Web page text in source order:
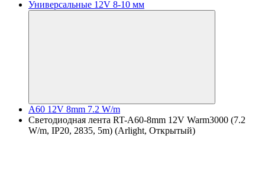
Универсальные 12V 8-10 мм
A60 12V 8mm 7.2 W/m
Светодиодная лента RT-A60-8mm 12V Warm3000 (7.2
W/m, IP20, 2835, 5m) (Arlight, Открытый)